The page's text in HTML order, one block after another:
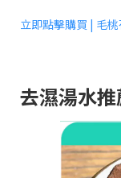
立即點擊購買 | 毛
去濕湯水